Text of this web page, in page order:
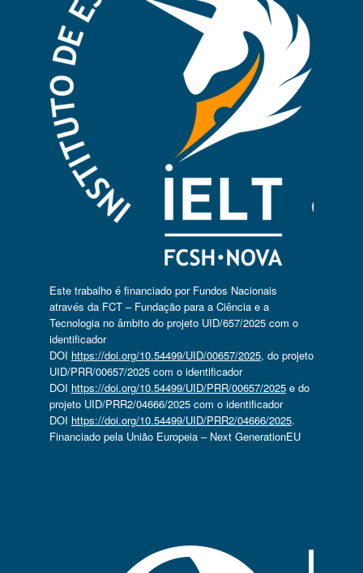
Este trabalho é financiado por Fundos Nacionais
através da FCT – Fundação para a Ciência e a
Tecnologia no âmbito do projeto UID/657/2025 com o
identificador
DOI https://doi.org/10.54499/UID/00657/2025, do projeto
UID/PRR/00657/2025 com o identificador
DOI https://doi.org/10.54499/UID/PRR/00657/2025e do
projeto UID/PRR2/04666/2025 com o identificador
DOI https://doi.org/10.54499/UID/PRR2/04666/2025.
Financiado pela União Europeia – Next GenerationEU